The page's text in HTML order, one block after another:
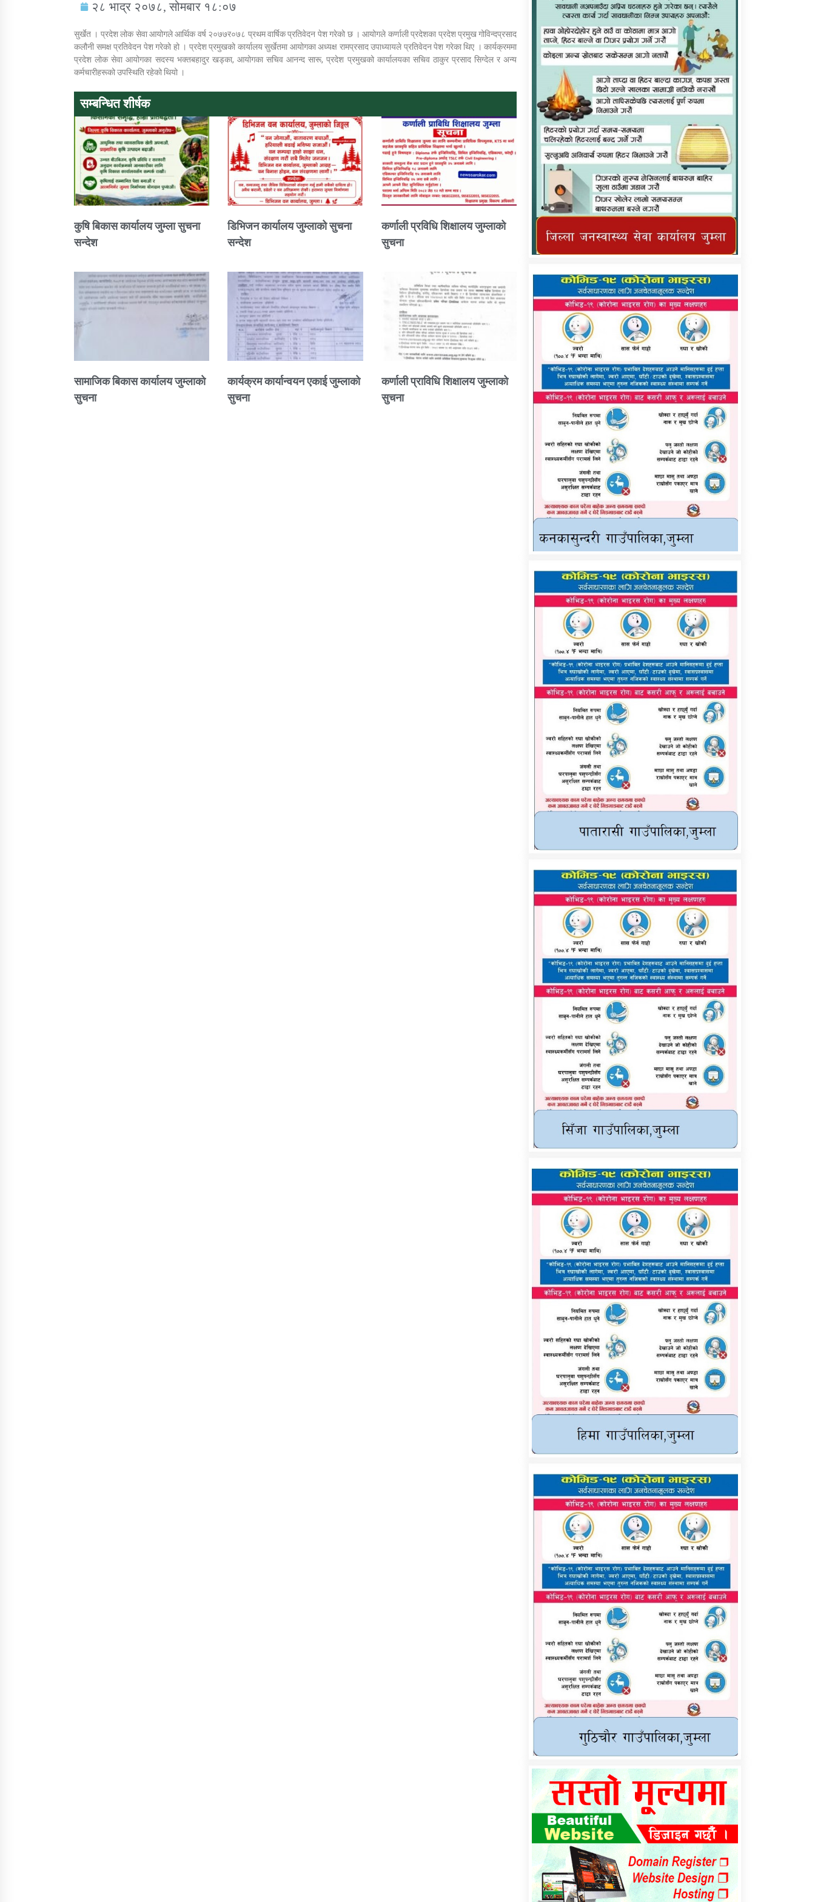
कर्णाली प्राविधि शिक्षालय जुम्लाको सुचना
सन्देश
लैङ्गिक हिंसा सम्बन्धी सूचना सन्देश
तातोपानी गाउँपालिका जुम्लाको महिनावारी
तातोपानी गाउँपालिका जुम्लाको सूचना
२८ भाद्र २०७८, सोमबार १८:०७
सुर्खेत । प्रदेश लोक सेवा आयोगले आर्थिक वर्ष २०७७र०७८ प्रथम वार्षिक प्रतिवेदन पेश गरेको छ । आयोगले कर्णाली प्रदेशका प्रदेश प्रमुख गोविन्दप्रसाद
कलौनी समक्ष प्रतिवेदन पेश गरेको हो । प्रदेश प्रमुखको कार्यालय सुर्खेतमा आयोगका अध्यक्ष रामप्रसाद उपाध्यायले प्रतिवेदन पेश गरेका थिए । कार्यक्रममा
प्रदेश लोक सेवा आयोगका सदस्य भक्तबहादुर खड्का, आयोगका सचिव आनन्द सारू, प्रदेश प्रमुखको कार्यालयका सचिव ठाकुर प्रसाद सिग्देल र अन्य
कर्मचारीहरूको उपस्थिति रहेको थियो ।
सम्बन्धित शीर्षक
कुषि बिकास कार्यालय जुम्ला सुचना
सन्देश
डिभिजन कार्यालय जुम्लाको सुचना
सन्देश
कर्णाली प्रविधि शिक्षालय जुम्लाको
सुचना
सामाजिक बिकास कार्यालय जुम्लाकाे
सुचना
कार्यक्रम कार्यान्वयन एकाई जुम्लाको
सुचना
कर्णाली प्राविधि शिक्षालय जुम्लाको
सुचना